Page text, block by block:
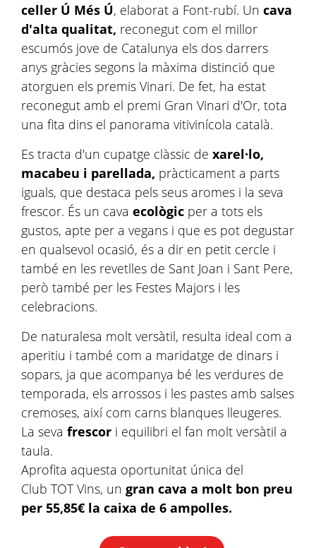
celler Ú Més Ú, elaborat a Font-rubí. Un cava
d'alta qualitat, reconegut com el millor
escumós jove de Catalunya els dos darrers
anys gràcies segons la màxima distinció que
atorguen els premis Vinari. De fet, ha estat
reconegut amb el premi Gran Vinari d'Or, tota
una fita dins el panorama vitivinícola català.
Es tracta d'un cupatge clàssic de xarel·lo,
macabeu i parellada, pràcticament a parts
iguals, que destaca pels seus aromes i la seva
frescor. És un cava ecològic per a tots els
gustos, apte per a vegans i que es pot degustar
en qualsevol ocasió, és a dir en petit cercle i
també en les revetlles de Sant Joan i Sant Pere,
però també per les Festes Majors i les
celebracions.
De naturalesa molt versàtil, resulta ideal com a
aperitiu i també com a maridatge de dinars i
sopars, ja que acompanya bé les verdures de
temporada, els arrossos i les pastes amb salses
cremoses, així com carns blanques lleugeres.
La seva frescor i equilibri el fan molt versàtil a
taula.
Aprofita aquesta oportunitat única del
Club TOT Vins, un gran cava a molt bon preu
per 55,85€ la caixa de 6 ampolles.